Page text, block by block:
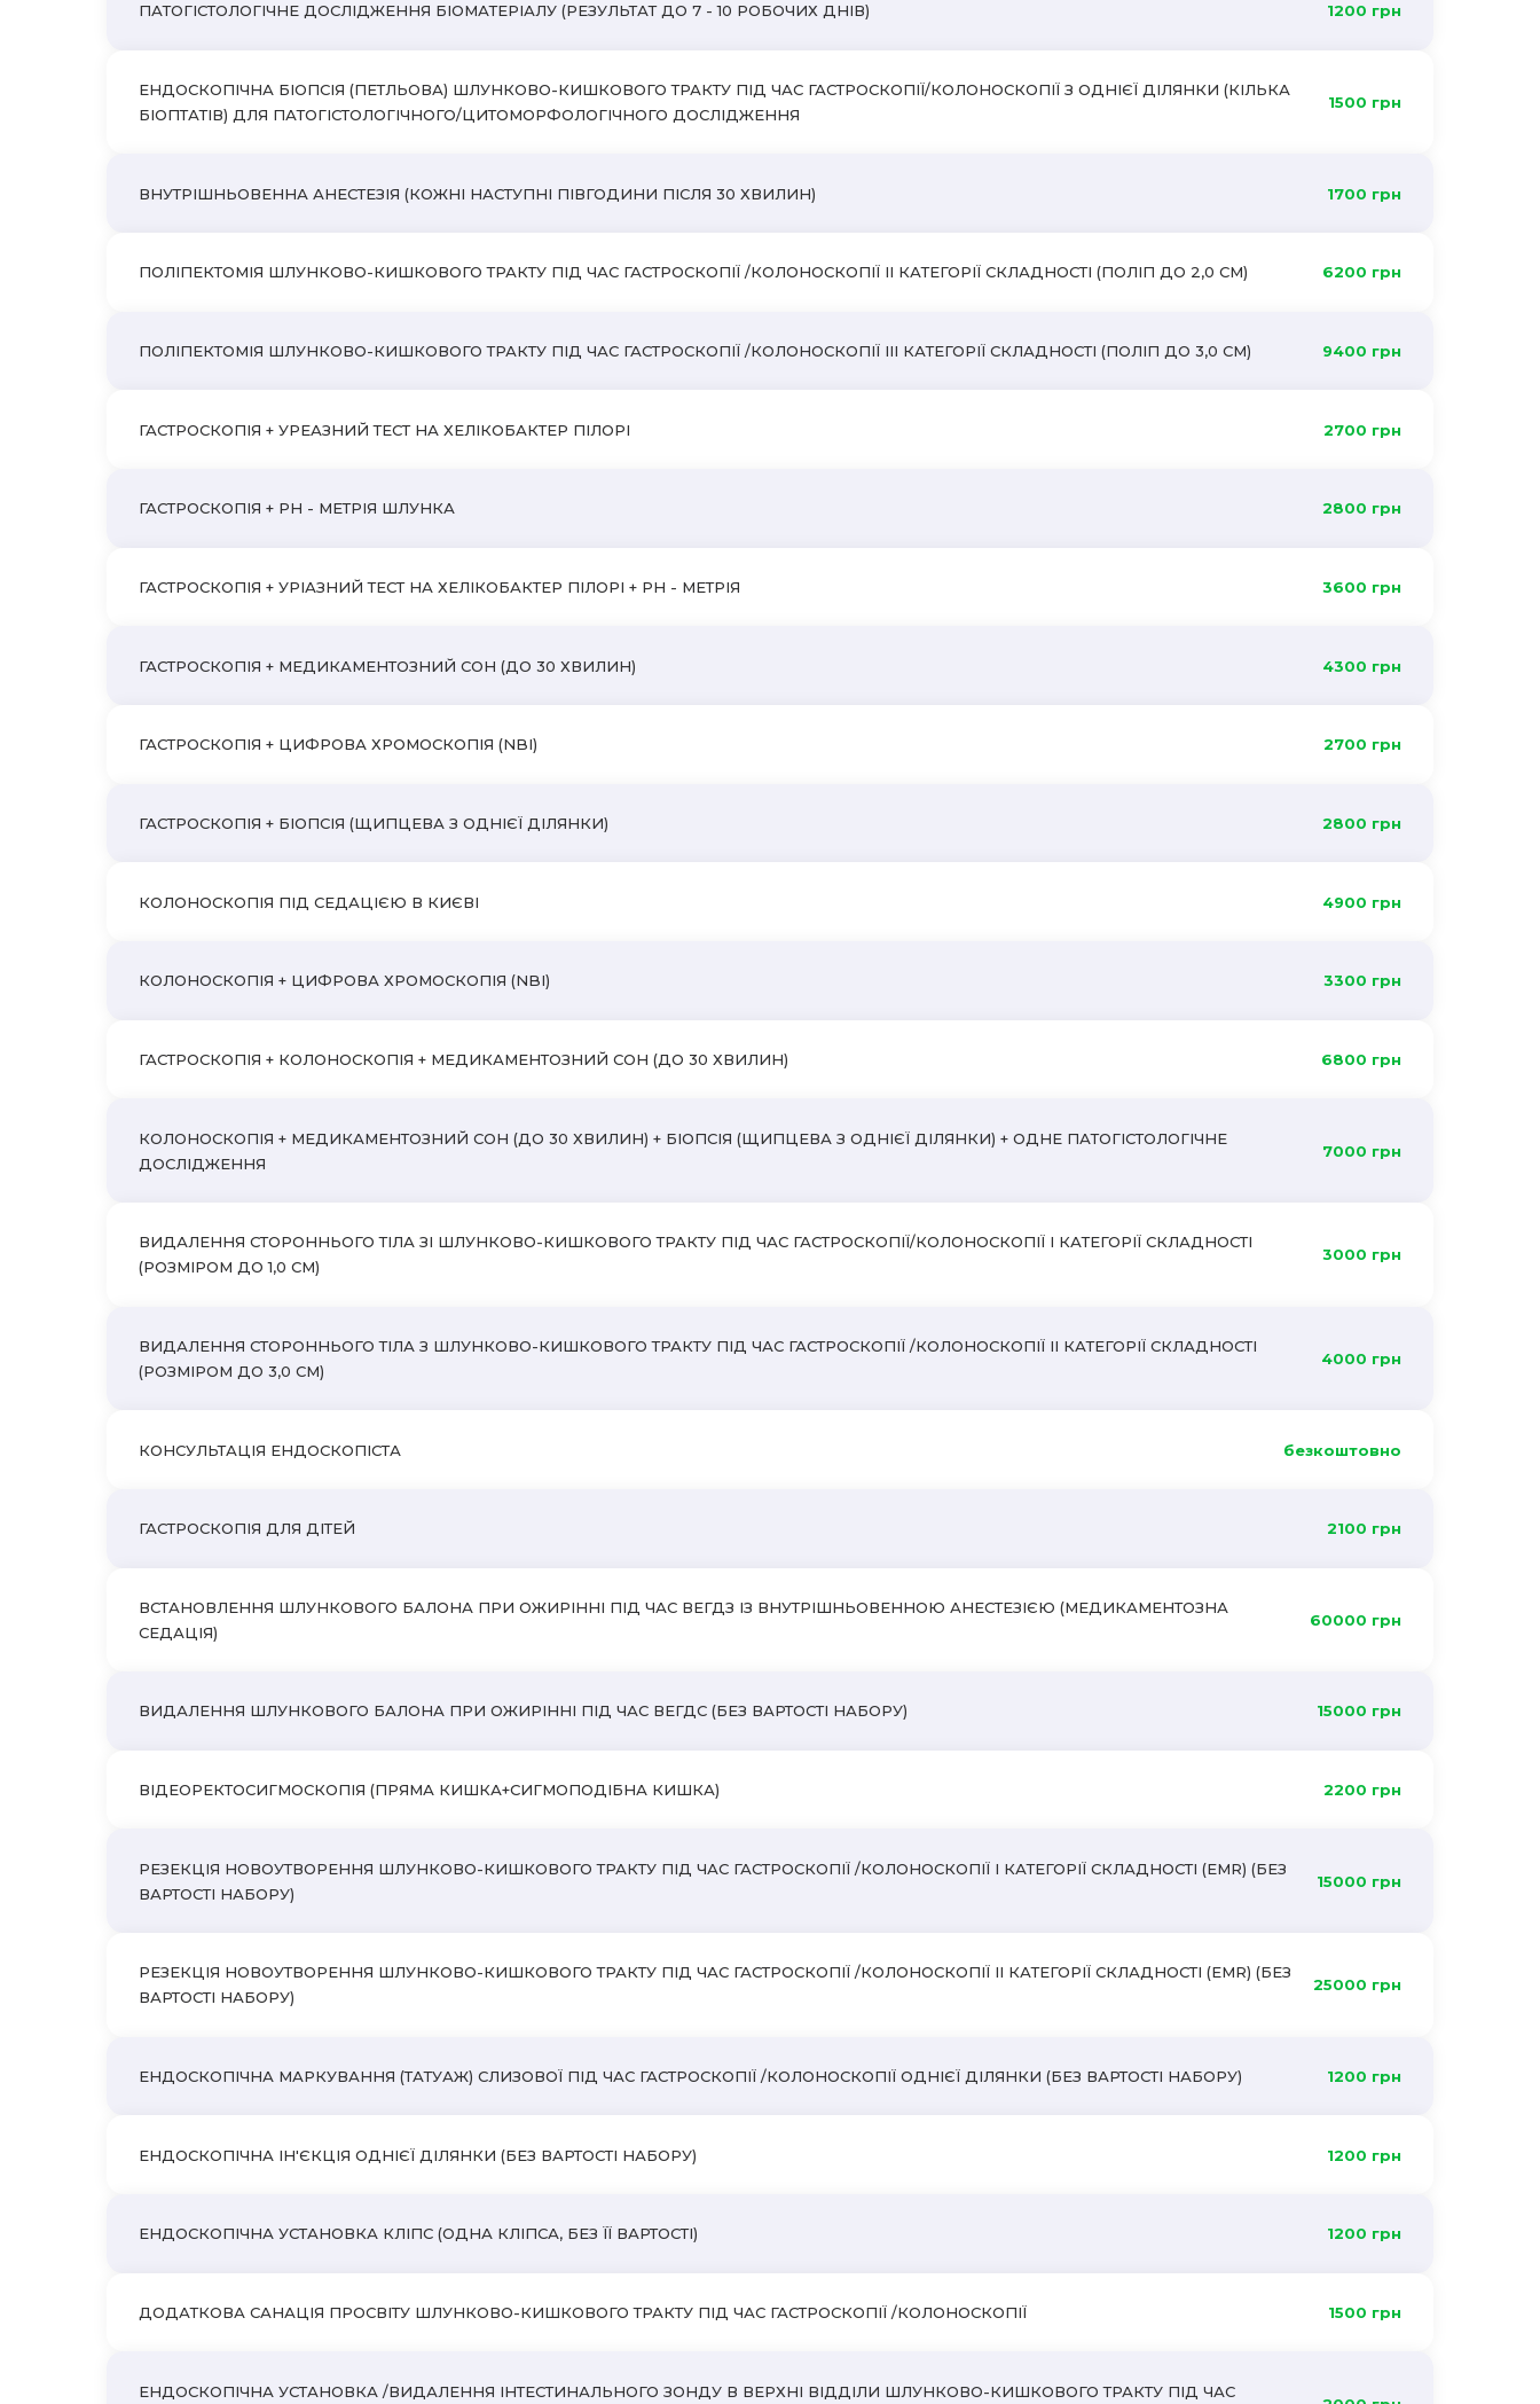
ПАТОГІСТОЛОГІЧНЕ ДОСЛІДЖЕННЯ БІОМАТЕРІАЛУ (РЕЗУЛЬТАТ ДО 7 - 10 РОБОЧИХ ДНІВ) 1200 грн
ЕНДОСКОПІЧНА БІОПСІЯ (ПЕТЛЬОВА) ШЛУНКОВО-КИШКОВОГО ТРАКТУ ПІД ЧАС ГАСТРОСКОПІЇ/КОЛОНОСКОПІЇ З ОДНІЄЇ ДІЛЯНКИ (КІЛЬКА
БІОПТАТІВ) ДЛЯ ПАТОГІСТОЛОГІЧНОГО/ЦИТОМОРФОЛОГІЧНОГО ДОСЛІДЖЕННЯ
1500 грн
ВНУТРІШНЬОВЕННА АНЕСТЕЗІЯ (КОЖНІ НАСТУПНІ ПІВГОДИНИ ПІСЛЯ 30 ХВИЛИН) 1700 грн
ПОЛІПЕКТОМІЯ ШЛУНКОВО-КИШКОВОГО ТРАКТУ ПІД ЧАС ГАСТРОСКОПІЇ /КОЛОНОСКОПІЇ II КАТЕГОРІЇ СКЛАДНОСТІ (ПОЛІП ДО 2,0 СМ) 6200 грн
ПОЛІПЕКТОМІЯ ШЛУНКОВО-КИШКОВОГО ТРАКТУ ПІД ЧАС ГАСТРОСКОПІЇ /КОЛОНОСКОПІЇ III КАТЕГОРІЇ СКЛАДНОСТІ (ПОЛІП ДО 3,0 СМ) 9400 грн
ГАСТРОСКОПІЯ + УРЕАЗНИЙ ТЕСТ НА ХЕЛІКОБАКТЕР ПІЛОРІ 2700 грн
ГАСТРОСКОПІЯ + PH - МЕТРІЯ ШЛУНКА 2800 грн
ГАСТРОСКОПІЯ + УРІАЗНИЙ ТЕСТ НА ХЕЛІКОБАКТЕР ПІЛОРІ + PH - МЕТРІЯ 3600 грн
ГАСТРОСКОПІЯ + МЕДИКАМЕНТОЗНИЙ СОН (ДО 30 ХВИЛИН) 4300 грн
ГАСТРОСКОПІЯ + ЦИФРОВА ХРОМОСКОПІЯ (NBI) 2700 грн
ГАСТРОСКОПІЯ + БІОПСІЯ (ЩИПЦЕВА З ОДНІЄЇ ДІЛЯНКИ) 2800 грн
КОЛОНОСКОПІЯ ПІД СЕДАЦІЄЮ В КИЄВІ 4900 грн
КОЛОНОСКОПІЯ + ЦИФРОВА ХРОМОСКОПІЯ (NBI) 3300 грн
ГАСТРОСКОПІЯ + КОЛОНОСКОПІЯ + МЕДИКАМЕНТОЗНИЙ СОН (ДО 30 ХВИЛИН) 6800 грн
КОЛОНОСКОПІЯ + МЕДИКАМЕНТОЗНИЙ СОН (ДО 30 ХВИЛИН) + БІОПСІЯ (ЩИПЦЕВА З ОДНІЄЇ ДІЛЯНКИ) + ОДНЕ ПАТОГІСТОЛОГІЧНЕ
ДОСЛІДЖЕННЯ
7000 грн
ВИДАЛЕННЯ СТОРОННЬОГО ТІЛА ЗІ ШЛУНКОВО-КИШКОВОГО ТРАКТУ ПІД ЧАС ГАСТРОСКОПІЇ/КОЛОНОСКОПІЇ І КАТЕГОРІЇ СКЛАДНОСТІ
(РОЗМІРОМ ДО 1,0 СМ)
3000 грн
ВИДАЛЕННЯ СТОРОННЬОГО ТІЛА З ШЛУНКОВО-КИШКОВОГО ТРАКТУ ПІД ЧАС ГАСТРОСКОПІЇ /КОЛОНОСКОПІЇ II КАТЕГОРІЇ СКЛАДНОСТІ
(РОЗМІРОМ ДО 3,0 СМ)
4000 грн
КОНСУЛЬТАЦІЯ ЕНДОСКОПІСТА безкоштовно
ГАСТРОСКОПІЯ ДЛЯ ДІТЕЙ 2100 грн
ВСТАНОВЛЕННЯ ШЛУНКОВОГО БАЛОНА ПРИ ОЖИРІННІ ПІД ЧАС ВЕГДЗ ІЗ ВНУТРІШНЬОВЕННОЮ АНЕСТЕЗІЄЮ (МЕДИКАМЕНТОЗНА
СЕДАЦІЯ)
60000 грн
ВИДАЛЕННЯ ШЛУНКОВОГО БАЛОНА ПРИ ОЖИРІННІ ПІД ЧАС ВЕГДС (БЕЗ ВАРТОСТІ НАБОРУ) 15000 грн
ВІДЕОРЕКТОСИГМОСКОПІЯ (ПРЯМА КИШКА+СИГМОПОДІБНА КИШКА) 2200 грн
РЕЗЕКЦІЯ НОВОУТВОРЕННЯ ШЛУНКОВО-КИШКОВОГО ТРАКТУ ПІД ЧАС ГАСТРОСКОПІЇ /КОЛОНОСКОПІЇ I КАТЕГОРІЇ СКЛАДНОСТІ (EMR) (БЕЗ
ВАРТОСТІ НАБОРУ)
15000 грн
РЕЗЕКЦІЯ НОВОУТВОРЕННЯ ШЛУНКОВО-КИШКОВОГО ТРАКТУ ПІД ЧАС ГАСТРОСКОПІЇ /КОЛОНОСКОПІЇ II КАТЕГОРІЇ СКЛАДНОСТІ (EMR) (БЕЗ
ВАРТОСТІ НАБОРУ)
25000 грн
ЕНДОСКОПІЧНА МАРКУВАННЯ (ТАТУАЖ) СЛИЗОВОЇ ПІД ЧАС ГАСТРОСКОПІЇ /КОЛОНОСКОПІЇ ОДНІЄЇ ДІЛЯНКИ (БЕЗ ВАРТОСТІ НАБОРУ) 1200 грн
ЕНДОСКОПІЧНА ІН'ЄКЦІЯ ОДНІЄЇ ДІЛЯНКИ (БЕЗ ВАРТОСТІ НАБОРУ) 1200 грн
ЕНДОСКОПІЧНА УСТАНОВКА КЛІПС (ОДНА КЛІПСА, БЕЗ ЇЇ ВАРТОСТІ) 1200 грн
ДОДАТКОВА САНАЦІЯ ПРОСВІТУ ШЛУНКОВО-КИШКОВОГО ТРАКТУ ПІД ЧАС ГАСТРОСКОПІЇ /КОЛОНОСКОПІЇ 1500 грн
ЕНДОСКОПІЧНА УСТАНОВКА /ВИДАЛЕННЯ ІНТЕСТИНАЛЬНОГО ЗОНДУ В ВЕРХНІ ВІДДІЛИ ШЛУНКОВО-КИШКОВОГО ТРАКТУ ПІД ЧАС